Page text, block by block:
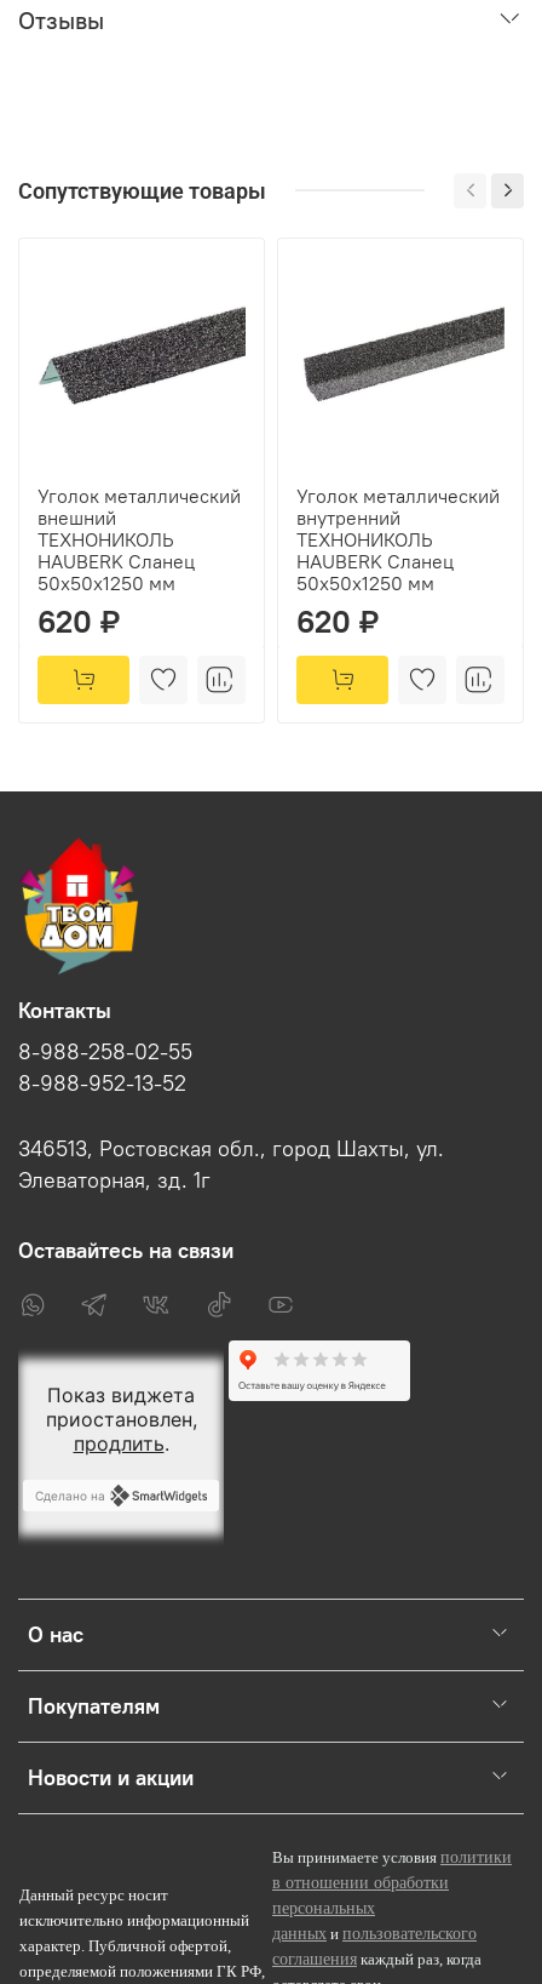
Отзывы
Сопутствующие товары
Уголок металлический
внешний
ТЕХНОНИКОЛЬ
HAUBERK Сланец
50х50х1250 мм
620 ₽
Уголок металлический
внутренний
ТЕХНОНИКОЛЬ
HAUBERK Сланец
50х50х1250 мм
620 ₽
О нас
Покупателям
Новости и акции
Контакты
8-988-258-02-55
8-988-952-13-52
346513, Ростовская обл., город Шахты, ул.
Элеваторная, зд. 1г
Оставайтесь на связи
Данный ресурс носит
исключительно информационный
характер. Публичной офертой,
определяемой положениями ГК РФ,
Вы принимаете условия политики
в отношении обработки
персональных
данных и пользовательского
соглашения каждый раз, когда